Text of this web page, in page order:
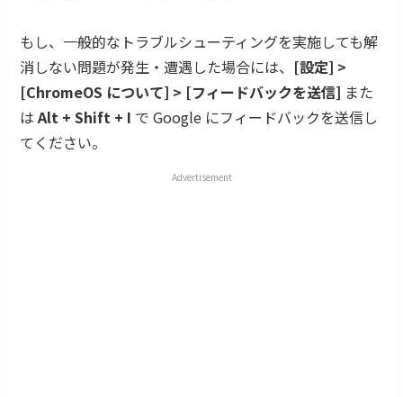
もし、一般的なトラブルシューティングを実施しても解
消しない問題が発生・遭遇した場合には、 [設定] >
[ChromeOS について] > [フィードバックを送信] また
はAlt + Shift + I で Google にフィードバックを送信し
てください。
Advertisement